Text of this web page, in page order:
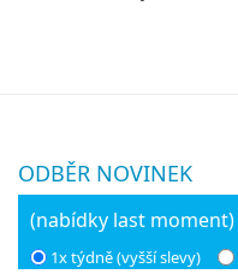
ODBĚR NOVINEK
(nabídky last moment)
1x týdně (vyšší slevy)